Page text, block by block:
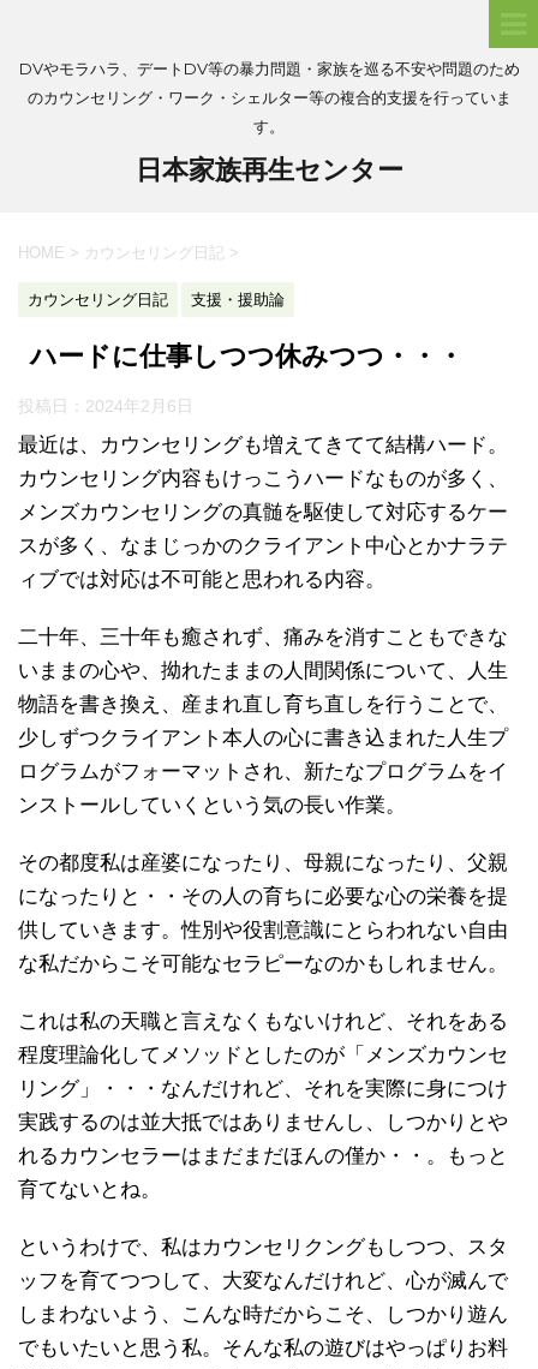
DVやモラハラ、デートDV等の暴力問題・家族を巡る不安や問題のため
のカウンセリング・ワーク・シェルター等の複合的支援を行っていま
す。
日本家族再生センター
HOME > カウンセリング日記 >
カウンセリング日記 支援・援助論
ハードに仕事しつつ休みつつ・・・
投稿日： 2024年2月6日
最近は、カウンセリングも増えてきてて結構ハード。
カウンセリング内容もけっこうハードなものが多く、
メンズカウンセリングの真髄を駆使して対応するケー
スが多く、なまじっかのクライアント中心とかナラテ
ィブでは対応は不可能と思われる内容。
二十年、三十年も癒されず、痛みを消すこともできな
いままの心や、拗れたままの人間関係について、人生
物語を書き換え、産まれ直し育ち直しを行うことで、
少しずつクライアント本人の心に書き込まれた人生プ
ログラムがフォーマットされ、新たなプログラムをイ
ンストールしていくという気の長い作業。
その都度私は産婆になったり、母親になったり、父親
になったりと・・その人の育ちに必要な心の栄養を提
供していきます。性別や役割意識にとらわれない自由
な私だからこそ可能なセラピーなのかもしれません。
これは私の天職と言えなくもないけれど、それをある
程度理論化してメソッドとしたのが「メンズカウンセ
リング」・・・なんだけれど、それを実際に身につけ
実践するのは並大抵ではありませんし、しつかりとや
れるカウンセラーはまだまだほんの僅か・・。もっと
育てないとね。
というわけで、私はカウンセリクングもしつつ、スタ
ッフを育てつつして、大変なんだけれど、心が滅んで
しまわないよう、こんな時だからこそ、しつかり遊ん
でもいたいと思う私。そんな私の遊びはやっぱりお料